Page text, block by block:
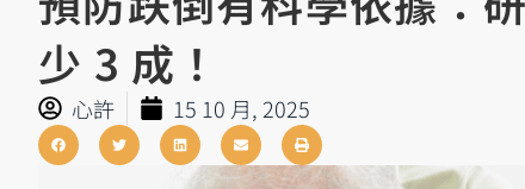
少 3 成！
心許 15 10 月, 2025